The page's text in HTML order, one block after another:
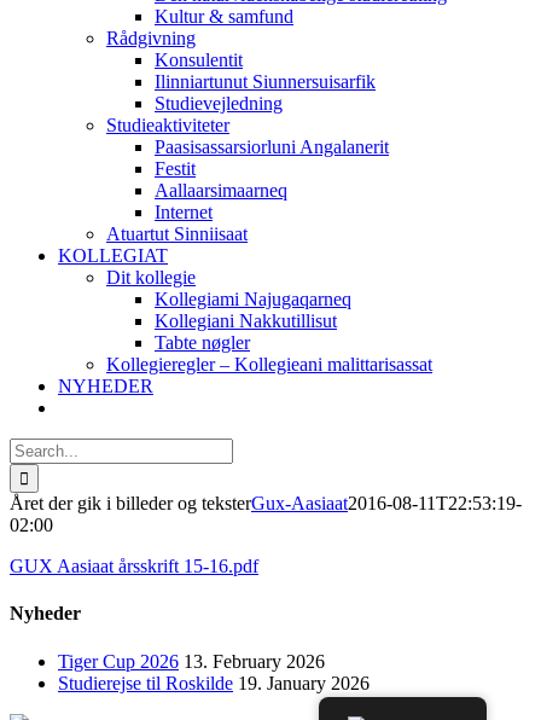
Kultur & samfund
Rådgivning
Konsulentit
Ilinniartunut Siunnersuisarfik
Studievejledning
Studieaktiviteter
Paasisassarsiorluni Angalanerit
Festit
Aallaarsimaarneq
Internet
Atuartut Sinniisaat
KOLLEGIAT
Dit kollegie
Kollegiami Najugaqarneq
Kollegiani Nakkutillisut
Tabte nøgler
Kollegieregler – Kollegieani malittarisassat
NYHEDER
Search
for:
Året der gik i billeder og teksterGux-Aasiaat2016-08-11T22:53:19-
02:00
GUX Aasiaat årsskrift 15-16.pdf
Nyheder
Tiger Cup 2026 13. February 2026
Studierejse til Roskilde 19. January 2026